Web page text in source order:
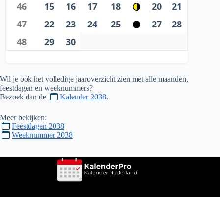
46
15 16 17 18 20
21
47
22 23 24 25 27
28
48
29 30
Wil je ook het volledige jaaroverzicht zien met alle maanden,
feestdagen en weeknummers?
Bezoek dan de
Kalender 2038.
Meer bekijken:
Feestdagen 2038
Weeknummer 2038